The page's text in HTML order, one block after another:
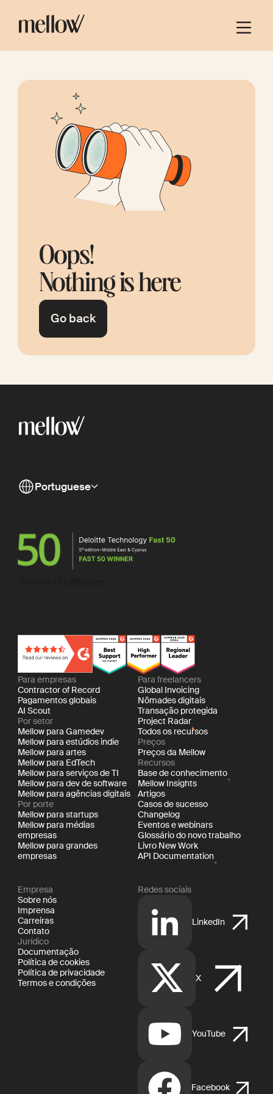
Oops!
Nothing is here
Go back
Portuguese
Para empresas
Contractor of Record
Pagamentos globais
AI Scout
Por setor
Mellow para Gamedev
Mellow para estúdios indie
Mellow para artes
Mellow para EdTech
Mellow para serviços de TI
Mellow para dev de software
Mellow para agências digitais
Por porte
Mellow para startups
Mellow para médias
empresas
Mellow para grandes
empresas
Para freelancers
Global Invoicing
Nômades digitais
Transação protegida
Project Radar
Todos os recursos
Preços
Preços da Mellow
Recursos
Base de conhecimento
Mellow Insights
Artigos
Casos de sucesso
Changelog
Eventos e webinars
Glossário do novo trabalho
Livro New Work
API Documentation
Empresa
Sobre nós
Imprensa
Carreiras
Contato
Jurídico
Documentação
Política de cookies
Política de privacidade
Termos e condições
Redes sociais
LinkedIn
X
YouTube
Facebook